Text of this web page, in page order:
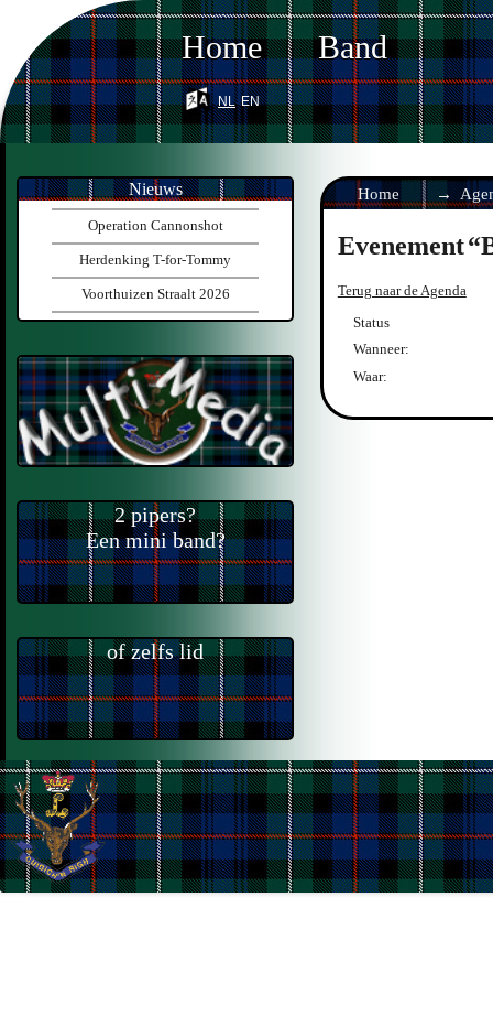
Home Band
nl en
Home
Evenement
Terug naar de Agenda
Status
Wanneer:
Waar:
Nieuws
Operation Cannonshot
Herdenking T-for-Tommy
Voorthuizen Straalt 2026
2 pipers?
Een mini band?
of zelfs lid